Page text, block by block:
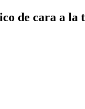
de cara a la